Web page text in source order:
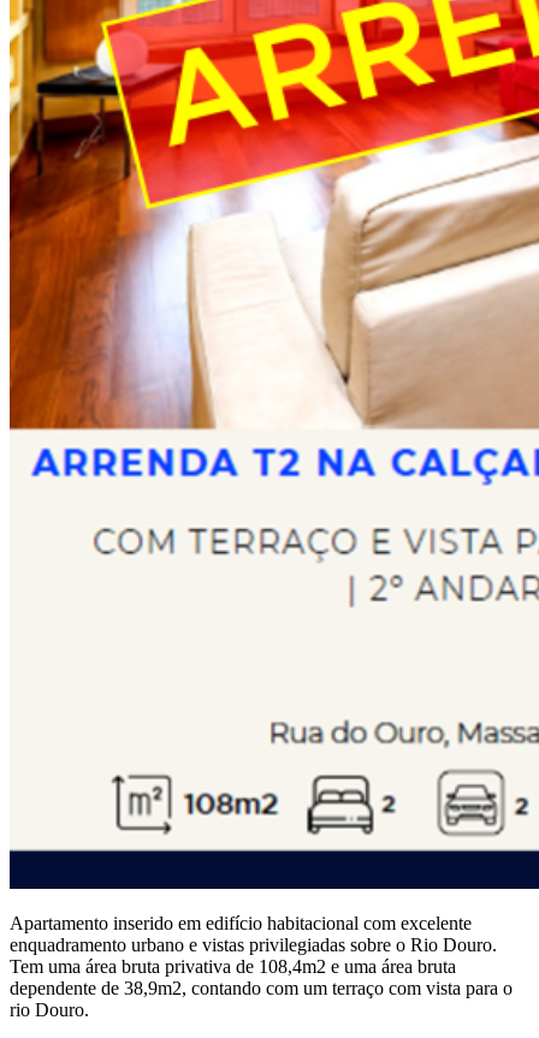
Apartamento inserido em edifício habitacional com excelente
enquadramento urbano e vistas privilegiadas sobre o Rio Douro.
Tem uma área bruta privativa de 108,4m2 e uma área bruta
dependente de 38,9m2, contando com um terraço com vista para o
rio Douro.